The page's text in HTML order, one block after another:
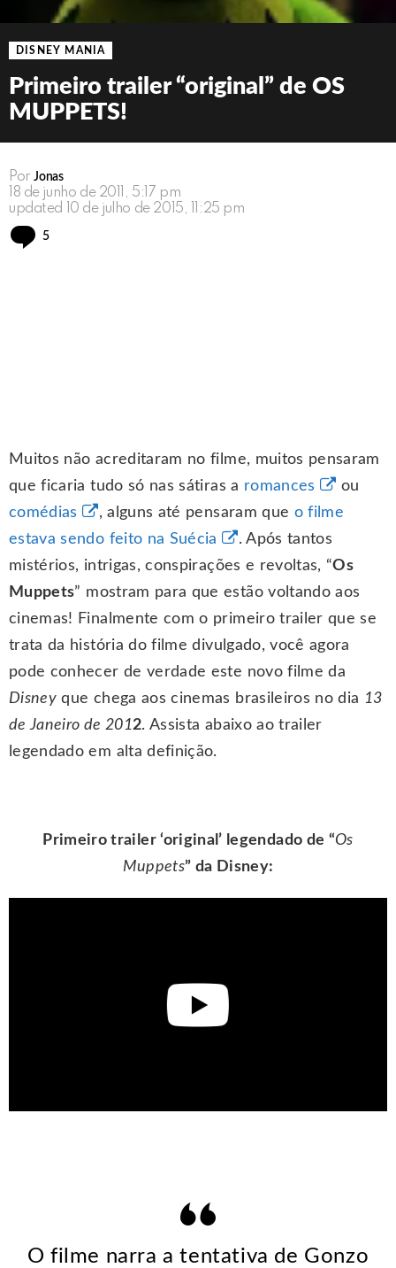
DISNEY MANIA
Primeiro trailer “original” de OS
MUPPETS!
Por Jonas
18 de junho de 2011, 5:17 pm
updated
10 de julho de 2015, 11:25 pm
5
Muitos não acreditaram no filme, muitos pensaram
que ficaria tudo só nas sátiras a romances
ou
comédias
, alguns até pensaram que o filme
estava sendo feito na Suécia
. Após tantos
mistérios, intrigas, conspirações e revoltas, “Os
Muppets” mostram para que estão voltando aos
cinemas! Finalmente com o primeiro trailer que se
trata da história do filme divulgado, você agora
pode conhecer de verdade este novo filme da
Disney que chega aos cinemas brasileiros no dia 13
de Janeiro de 2012. Assista abaixo ao trailer
legendado em alta definição.
Primeiro trailer ‘original’ legendado de “Os
Muppets” da Disney:
O filme narra a tentativa de Gonzo